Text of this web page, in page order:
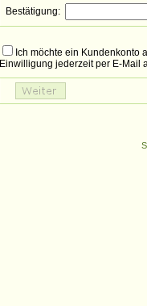
Bestätigung:
Ich möchte ein Kundenkonto
Einwilligung jederzeit per E-Mail